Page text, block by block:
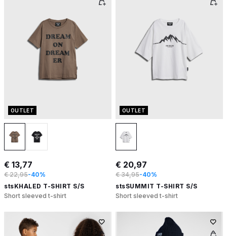
OUTLET
€ 13,77
€ 22,95-40%
stsKHALED T-SHIRT S/S
Short sleeved t-shirt
OUTLET
€ 20,97
€ 34,95-40%
stsSUMMIT T-SHIRT S/S
Short sleeved t-shirt